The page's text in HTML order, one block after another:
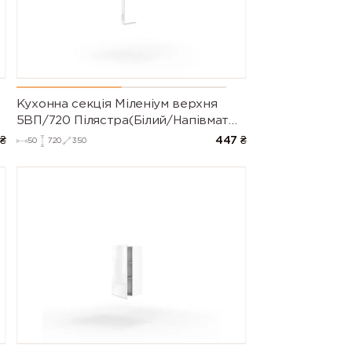
₴
Кухонна секція Міленіум верхня
5ВП/720 Пілястра(Білий/Напівмат
Білий 9003)
50 720 350 447 ₴